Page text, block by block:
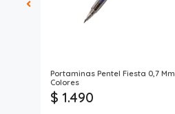
Portaminas Pentel Fiesta 0,7 Mm
Colores
$ 1.490